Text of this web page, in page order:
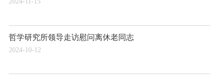
哲学研究所领导走访慰问离休老同志
2024-10-12